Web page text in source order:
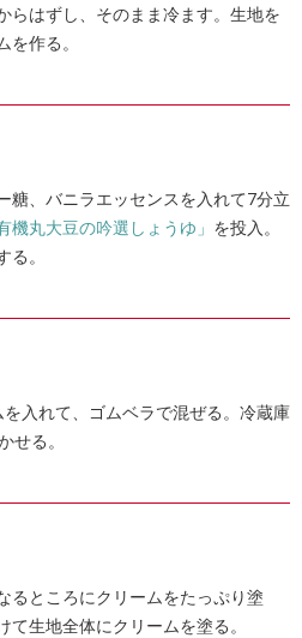
らはずし、そのまま冷ます。生地を
作る。
糖、バニラエッセンスを入れて7分立
機丸大豆の吟選しょうゆ」 を投入。
。
入れて、ゴムベラで混ぜる。冷蔵庫
せる。
るところにクリームをたっぷり塗
生地全体にクリームを塗る。